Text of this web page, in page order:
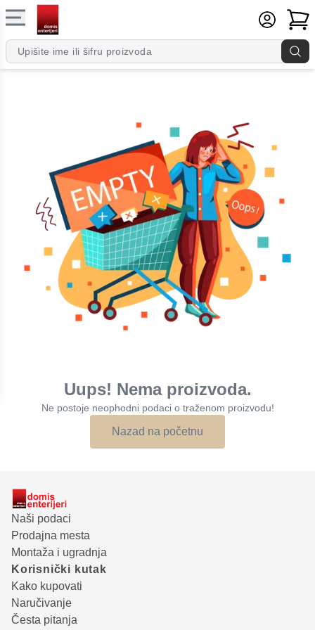
Uups! Nema proizvoda.
Ne postoje neophodni podaci o traženom proizvodu!
Nazad na početnu
Naši podaci
Prodajna mesta
Montaža i ugradnja
Korisnički kutak
Kako kupovati
Naručivanje
Česta pitanja